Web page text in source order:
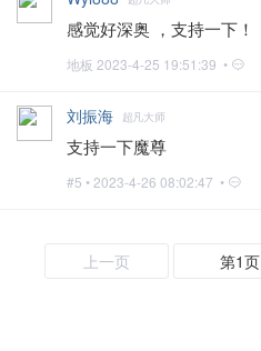
感觉好深奥 ，支持一下！
地板 2023-4-25 19:51:39 •
刘振海 超凡大师
支持一下魔尊
#5 • 2023-4-26 08:02:47 •
上一页 第1页